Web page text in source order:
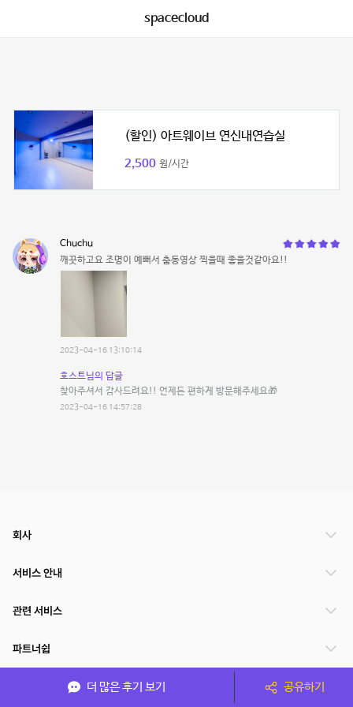
spacecloud
(할인) 아트웨이브 연신내연습실
2,500 원/시간
Chuchu
깨끗하고요 조명이 예뻐서 춤동영상 찍을때 좋을것같아요!!
2023-04-16 13:10:14
호스트님의 답글
찾아주셔서 감사드려요!! 언제든 편하게 방문해주세요🎁
2023-04-16 14:57:28
더 많은 후기 보기 공유하기
회사
서비스 안내
관련 서비스
파트너쉽
서비스 제공 국가